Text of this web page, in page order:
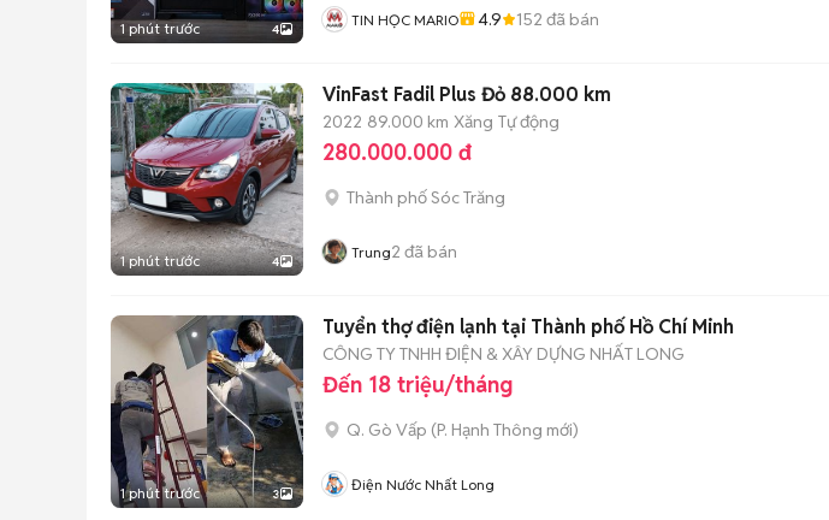
1 phút trước 4 TIN HỌC MARIO 4.9 152 đã bán
1 phút trước 4
VinFast Fadil Plus Đỏ 88.000 km
2022 89.000 km Xăng Tự động
280.000.000 đ
Thành phố Sóc Trăng
Trung2 đã bán
1 phút trước 3
Tuyển thợ điện lạnh tại Thành phố Hồ Chí Minh
CÔNG TY TNHH ĐIỆN & XÂY DỰNG NHẤT LONG
Đến 18 triệu/tháng
Q. Gò Vấp (P. Hạnh Thông mới)
Điện Nước Nhất Long